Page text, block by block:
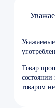
Товар
состоянии
товаром